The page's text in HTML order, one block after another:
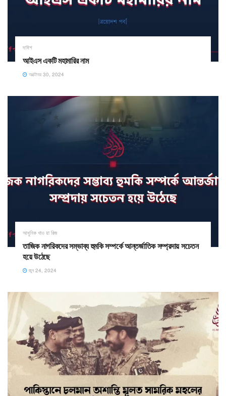
দাঈশ
আইএস একটি মহামারির নাম
অক্টোবর 30, 2024
আধুনিক খাও য়া রিজ
তাজিক নাগরিকদের সম্ভাব্য হুমকি সম্পর্কে আন্তর্জাতিক সম্প্রদায় সচেতন
হয়ে উঠেছে
জুন 24, 2024